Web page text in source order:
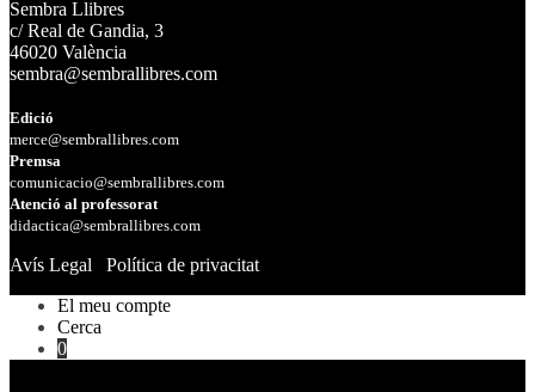
Sembra Llibres
c/ Real de Gandia, 3
46020 València
sembra@sembrallibres.com
Edició
merce@sembrallibres.com
Premsa
comunicacio@sembrallibres.com
Atenció al professorat
didactica@sembrallibres.com
Avís Legal
Política de privacitat
El meu compte
Cerca
0